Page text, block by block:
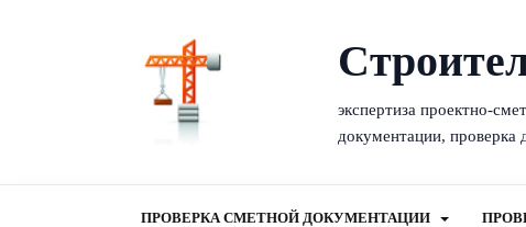
экспертиза проектно-
документации, проверка
ПРОВЕРКА СМЕТНОЙ ДОКУМЕНТАЦИИ